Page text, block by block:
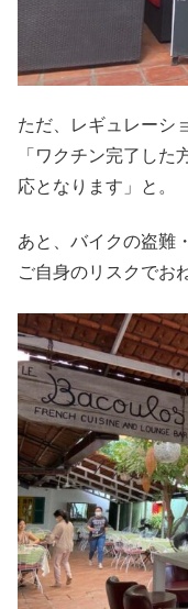
ただ、レギュレーシ
「ワクチン完了し
応となります」と。
あと、バイクの盗難
ご自身のリスクでお